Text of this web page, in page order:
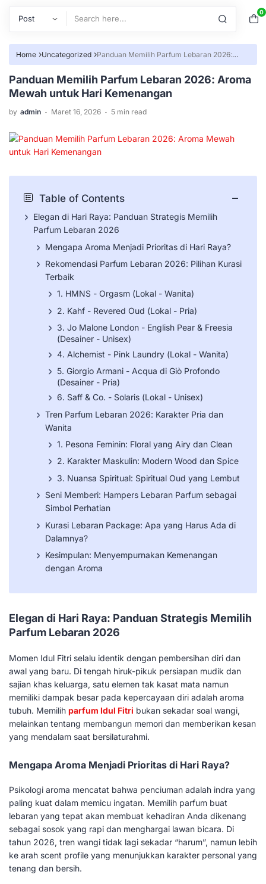
0
Home ›Uncategorized ›Panduan Memilih Parfum Lebaran 2026:
Aroma Mewah untuk Hari Kemenangan
Panduan Memilih Parfum Lebaran 2026: Aroma
Mewah untuk Hari Kemenangan
by admin . Maret 16, 2026 . 5 min read
Table of Contents −
Elegan di Hari Raya: Panduan Strategis Memilih
Parfum Lebaran 2026
Mengapa Aroma Menjadi Prioritas di Hari Raya?
Rekomendasi Parfum Lebaran 2026: Pilihan Kurasi
Terbaik
1. HMNS - Orgasm (Lokal - Wanita)
2. Kahf - Revered Oud (Lokal - Pria)
3. Jo Malone London - English Pear & Freesia
(Desainer - Unisex)
4. Alchemist - Pink Laundry (Lokal - Wanita)
5. Giorgio Armani - Acqua di Giò Profondo
(Desainer - Pria)
6. Saff & Co. - Solaris (Lokal - Unisex)
Tren Parfum Lebaran 2026: Karakter Pria dan
Wanita
1. Pesona Feminin: Floral yang Airy dan Clean
2. Karakter Maskulin: Modern Wood dan Spice
3. Nuansa Spiritual: Spiritual Oud yang Lembut
Seni Memberi: Hampers Lebaran Parfum sebagai
Simbol Perhatian
Kurasi Lebaran Package: Apa yang Harus Ada di
Dalamnya?
Kesimpulan: Menyempurnakan Kemenangan
dengan Aroma
Elegan di Hari Raya: Panduan Strategis Memilih
Parfum Lebaran 2026
Momen Idul Fitri selalu identik dengan pembersihan diri dan
awal yang baru. Di tengah hiruk-pikuk persiapan mudik dan
sajian khas keluarga, satu elemen tak kasat mata namun
memiliki dampak besar pada kepercayaan diri adalah aroma
tubuh. Memilih parfum Idul Fitri bukan sekadar soal wangi,
melainkan tentang membangun memori dan memberikan kesan
yang mendalam saat bersilaturahmi.
Mengapa Aroma Menjadi Prioritas di Hari Raya?
Psikologi aroma mencatat bahwa penciuman adalah indra yang
paling kuat dalam memicu ingatan. Memilih parfum buat
lebaran yang tepat akan membuat kehadiran Anda dikenang
sebagai sosok yang rapi dan menghargai lawan bicara. Di
tahun 2026, tren wangi tidak lagi sekadar “harum”, namun lebih
ke arah scent profile yang menunjukkan karakter personal yang
tenang dan bersih.